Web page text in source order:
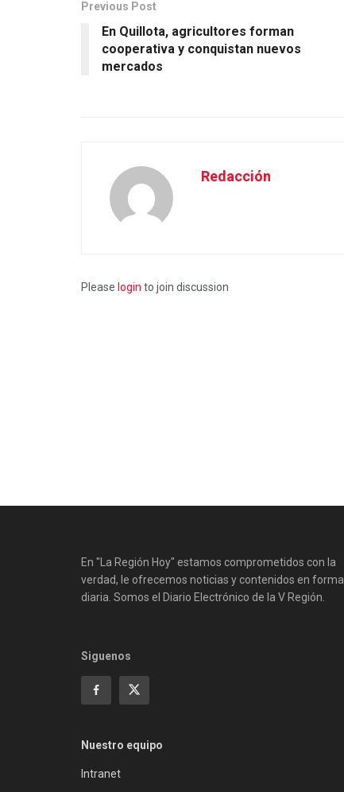
Previous Post
En Quillota, agricultores forman
cooperativa y conquistan nuevos
mercados
Redacción
Please login to join discussion
En "La Región Hoy" estamos comprometidos con la
verdad, le ofrecemos noticias y contenidos en forma
diaria. Somos el Diario Electrónico de la V Región.
Siguenos
Nuestro equipo
Intranet